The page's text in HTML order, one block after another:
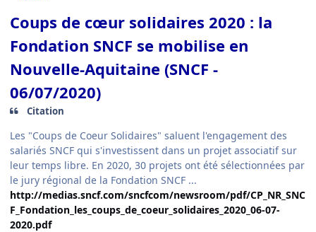
Coups de cœur solidaires 2020 : la
Fondation SNCF se mobilise en
Nouvelle-Aquitaine (SNCF -
06/07/2020)
Citation
Les "Coups de Coeur Solidaires" saluent l'engagement des
salariés SNCF qui s'investissent dans un projet associatif sur
leur temps libre. En 2020, 30 projets ont été sélectionnées par
le jury régional de la Fondation SNCF ...
http://medias.sncf.com/sncfcom/newsroom/pdf/CP_NR_SNC
F_Fondation_les_coups_de_coeur_solidaires_2020_06-07-
2020.pdf